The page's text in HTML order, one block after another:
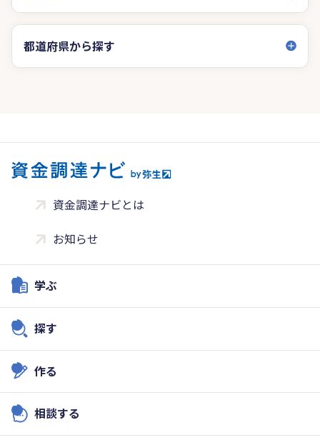
都道府県から探す
資金調達ナビとは
お知らせ
学ぶ
探す
作る
相談する